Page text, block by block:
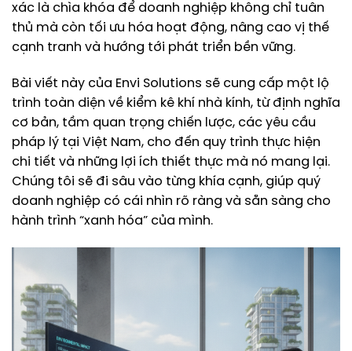
xác là chìa khóa để doanh nghiệp không chỉ tuân
thủ mà còn tối ưu hóa hoạt động, nâng cao vị thế
cạnh tranh và hướng tới phát triển bền vững.
Bài viết này của Envi Solutions sẽ cung cấp một lộ
trình toàn diện về kiểm kê khí nhà kính, từ định nghĩa
cơ bản, tầm quan trọng chiến lược, các yêu cầu
pháp lý tại Việt Nam, cho đến quy trình thực hiện
chi tiết và những lợi ích thiết thực mà nó mang lại.
Chúng tôi sẽ đi sâu vào từng khía cạnh, giúp quý
doanh nghiệp có cái nhìn rõ ràng và sẵn sàng cho
hành trình “xanh hóa” của mình.